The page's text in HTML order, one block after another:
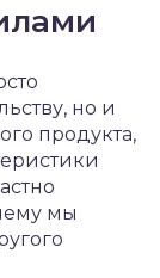
но и
продукта,
мы